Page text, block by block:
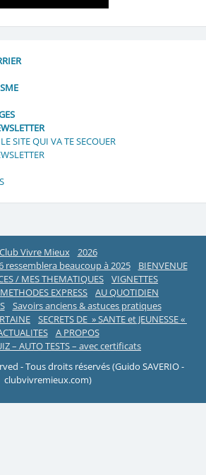
SITE QUI VA TE SECOUER
Club Vivre Mieux
2026
ressemblera beaucoup à 2025
BIENVENUE
/ MES THEMATIQUES
VIGNETTES
EXPRESS
AU QUOTIDIEN
Savoirs anciens & astuces pratiques
SECRETS DE » SANTE et JEUNESSE «
A PROPOS
– AUTO TESTS – avec certificats
- Tous droits réservés (Guido SAVERIO -
clubvivremieux.com)